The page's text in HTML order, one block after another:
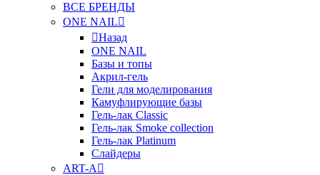
ВСЕ БРЕНДЫ
ONE NAIL
Назад
ONE NAIL
Базы и топы
Акрил-гель
Гели для моделирования
Камуфлирующие базы
Гель-лак Classic
Гель-лак Smoke collection
Гель-лак Platinum
Слайдеры
ART-A